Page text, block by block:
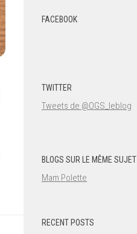
FACEBOOK
TWITTER
Tweets de @OGS_leblog
BLOGS SUR LE MÊME SUJET
Mam Polette
RECENT POSTS